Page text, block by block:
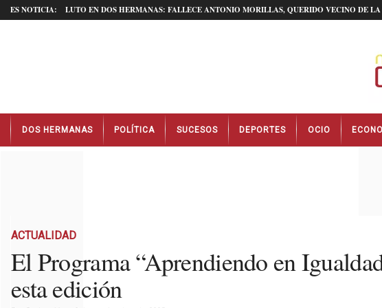
ES NOTICIA: LUTO EN DOS HERMANAS: FALLECE ANTONIO MORILLAS, QUERIDO VECINO DE
t
DOS HERMANAS POLÍTICA SUCESOS DEPORTES OCIO
ACTUALIDAD
El Programa “Aprendiendo en
esta edición